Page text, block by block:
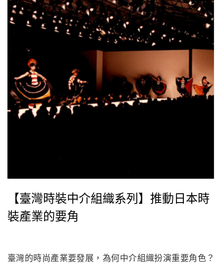
【臺灣時裝中介組織系列】推動日本時
裝產業的要角
臺灣的時尚產業要發展，為何中介組織扮演重要角色？